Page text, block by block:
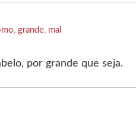
,grande, mal
por grande que seja.